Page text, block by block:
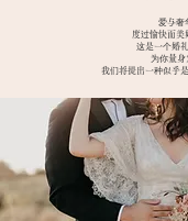
爱与奢
度过愉快而美
这是一个婚礼
为你量身
我们将提出一种似乎